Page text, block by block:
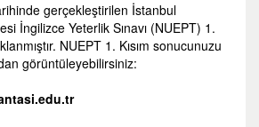
gerçekleştirilen İstanbul
İngilizce Yeterlik Sınavı (NUEPT) 1.
NUEPT 1. Kısım sonucunuzu
görüntüleyebilirsiniz: